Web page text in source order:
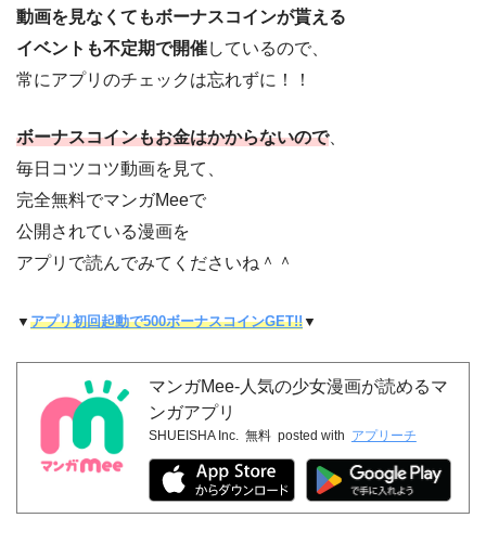
動画を見なくてもボーナスコインが貰える
イベントも不定期で開催しているので、
常にアプリのチェックは忘れずに！！
ボーナスコインもお金はかからないので、
毎日コツコツ動画を見て、
完全無料でマンガMeeで
公開されている漫画を
アプリで読んでみてくださいね＾＾
▼ アプリ初回起動で500ボーナスコインGET!!▼
マンガMee-人気の少女漫画が読めるマ
ンガアプリ
SHUEISHA Inc. 無料 posted with アプリーチ